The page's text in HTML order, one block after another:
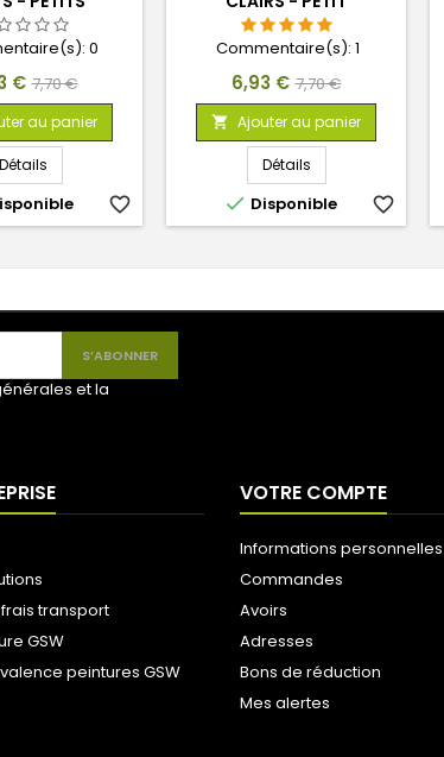
0
€ Prix
de
base
7,70 €
au panier
Détails
favorite_border
Commentaire(s): 1
Prix
6,93 € Prix
de
base
7,70 €
 Ajouter au panier
Détails
 Disponible favorite_border
et la
transport
GSW
peintures GSW
VOTRE COMPTE
Informations personnelles
Commandes
Avoirs
Adresses
Bons de réduction
Mes alertes